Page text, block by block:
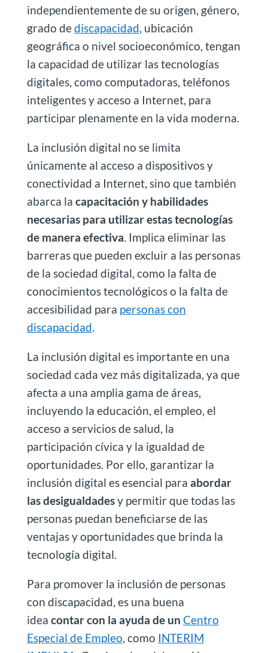
independientemente de su origen, género,
grado dediscapacidad, ubicación
geográfica o nivel socioeconómico, tengan
la capacidad de utilizar las tecnologías
digitales, como computadoras, teléfonos
inteligentes y acceso a Internet, para
participar plenamente en la vida moderna.
La inclusión digital no se limita
únicamente al acceso a dispositivos y
conectividad a Internet, sino que también
abarca la capacitación y habilidades
necesarias para utilizar estas tecnologías
de manera efectiva. Implica eliminar las
barreras que pueden excluir a las personas
de la sociedad digital, como la falta de
conocimientos tecnológicos o la falta de
accesibilidad para personas con
discapacidad.
La inclusión digital es importante en una
sociedad cada vez más digitalizada, ya que
afecta a una amplia gama de áreas,
incluyendo la educación, el empleo, el
acceso a servicios de salud, la
participación cívica y la igualdad de
oportunidades. Por ello, garantizar la
inclusión digital es esencial para abordar
las desigualdadesy permitir que todas las
personas puedan beneficiarse de las
ventajas y oportunidades que brinda la
tecnología digital.
Para promover la inclusión de personas
con discapacidad, es una buena
idea contar con la ayuda de un Centro
Especial de Empleo, como INTERIM